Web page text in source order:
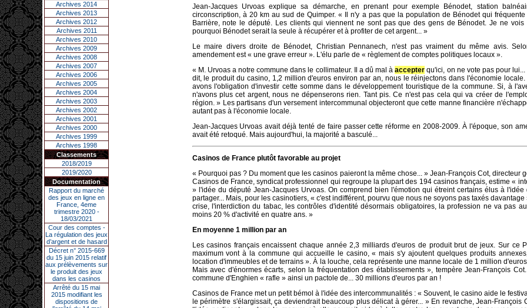
Archives 2014
Archives 2013
Archives 2012
Archives 2011
Archives 2010
Archives 2009
Archives 2008
Archives 2007
Archives 2006
Archives 2005
Archives 2004
Archives 2003
Archives 2002
Archives 2001
Archives 2000
Archives 1999
Archives 1998
Classements
2018/2019
2019/2020
Documentation
Rapport du marché
des jeux en ligne en
France, 4eme
trimestre 2020 -
18/03/2021
Cour des comptes -
La régulation des jeux
d’argent et de hasard
Décret n° 2015-669
du 15 juin 2015 relatif
aux prélèvements sur
le produit des jeux
dans les casinos
Arrêté du 15 mai
2015 modifiant les
dispositions de
Jean-Jacques Urvoas explique sa démarche, en prenant pour exemple Bénodet, station
circonscription, à 20 km au sud de Quimper. « Il n'y a pas que la population de Bénodet qui
Barrière, note le député. Les clients qui viennent ne sont pas que des gens de Bénodet. Je ne vois
pourquoi Bénodet serait la seule à récupérer et à profiter de cet argent... »
Le maire divers droite de Bénodet, Christian Pennanech, n'est pas vraiment du même avis.
amendement est « une grave erreur ». L'élu parle de « règlement de comptes politiques locaux ».
« M. Urvoas a notre commune dans le collimateur. Il a dû mal àaccepter qu'ici, on ne vote pas pour lui...
dit, le produit du casino, 1,2 million d'euros environ par an, nous le réinjectons dans l'économie
avons l'obligation d'investir cette somme dans le développement touristique de la commune. Si, à
n'avons plus cet argent, nous ne dépenserons rien. Tant pis. Ce n'est pas cela qui va créer de
région. » Les partisans d'un versement intercommunal objecteront que cette manne financière
autant pas à l'économie locale.
Jean-Jacques Urvoas avait déjà tenté de faire passer cette réforme en 2008-2009. À l'époque, son
avait été retoqué. Mais aujourd'hui, la majorité a basculé...
Casinos de France plutôt favorable au projet
« Pourquoi pas ? Du moment que les casinos paieront la même chose... » Jean-François Cot, directeur
Casinos de France, syndicat professionnel qui regroupe la plupart des 194 casinos français, estime «
» l'idée du député Jean-Jacques Urvoas. On comprend bien l'émotion qui étreint certains élus à l'idée
partager... Mais, pour les casinotiers, « c'est indifférent, pourvu que nous ne soyons pas taxés davantage
crise, l'interdiction du tabac, les contrôles d'identité désormais obligatoires, la profession ne va pas
moins 20 % d'activité en quatre ans. »
En moyenne 1 million par an
Les casinos français encaissent chaque année 2,3 milliards d'euros de produit brut de jeux. Sur ce
maximum vont à la commune qui accueille le casino, « mais s'y ajoutent quelques produits
location d'immeubles et de terrains ». À la louche, cela représente une manne locale de 1 million
Mais avec d'énormes écarts, selon la fréquentation des établissements », tempère Jean-François
commune d'Enghien « rafle » ainsi un pactole de... 30 millions d'euros par an !
Casinos de France met un petit bémol à l'idée des intercommunalités : « Souvent, le casino aide le
le périmètre s'élargissait, ça deviendrait beaucoup plus délicat à gérer... » En revanche, Jean-François